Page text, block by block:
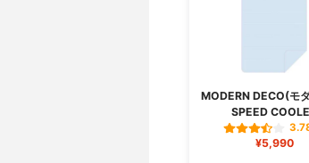
MODERN DECO(モ
SPEED
¥5,990